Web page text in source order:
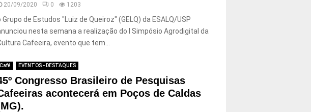
20/09/2020 0 1203
Grupo de Estudos "Luiz de Queiroz" (GELQ) da ESALQ/USP
nesta semana a realização do I Simpósio Agrodigital da
Cafeeira, evento que tem...
Café EVENTOS - DESTAQUES
Congresso Brasileiro de Pesquisas
acontecerá em Poços de Caldas